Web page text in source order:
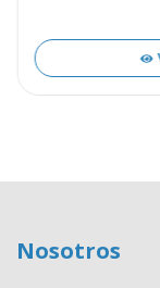
Nosotros